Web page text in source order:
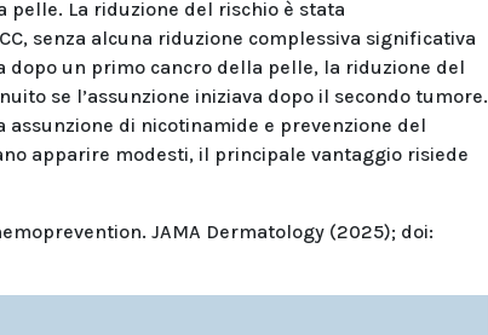
pelle. La riduzione del rischio è stata
senza alcuna riduzione complessiva significativa
dopo un primo cancro della pelle, la riduzione del
se l’assunzione iniziava dopo il secondo tumore.
assunzione di nicotinamide e prevenzione del
apparire modesti, il principale vantaggio risiede
JAMA Dermatology (2025); doi: